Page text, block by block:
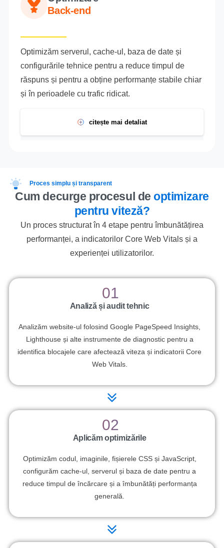
Back-end
Optimizăm serverul, cache-ul, baza de date și
configurările tehnice pentru a reduce timpul de
răspuns și pentru a obține performanțe stabile chiar
și în perioadele cu trafic ridicat.
citește mai detaliat
Proces simplu și transparent
Cum decurge procesul de optimizare
pentru viteză?
Un proces structurat în 4 etape pentru îmbunătățirea
performanței, a indicatorilor Core Web Vitals și a
experienței utilizatorilor.
01
Analiză și audit tehnic
Analizăm website-ul folosind Google PageSpeed Insights,
Lighthouse și alte instrumente de diagnostic pentru a
identifica blocajele care afectează viteza și indicatorii Core
Web Vitals.
02
Aplicăm optimizările
Optimizăm codul, imaginile, fișierele CSS și JavaScript,
configurăm cache-ul, serverul și baza de date pentru a
reduce timpul de încărcare și a îmbunătăți performanța
generală.